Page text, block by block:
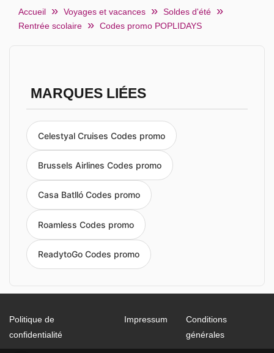
Accueil Voyages et vacances
Soldes d'été
Rentrée scolaire
Codes promo POPLIDAYS
MARQUES LIÉES
Celestyal Cruises Codes promo
Brussels Airlines Codes promo
Casa Batlló Codes promo
Roamless Codes promo
ReadytoGo Codes promo
Politique de
confidentialité
Impressum
Conditions
générales